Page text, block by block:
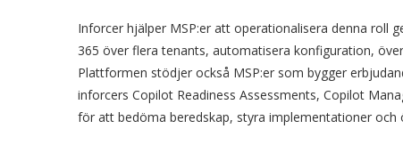
Inforcer hjälper MSP:er att operationalisera denna roll
365 över flera tenants, automatisera konfiguration,
Plattformen stödjer också MSP:er som bygger
inforcers Copilot Readiness Assessments, Copilot
för att bedöma beredskap, styra implementationer och